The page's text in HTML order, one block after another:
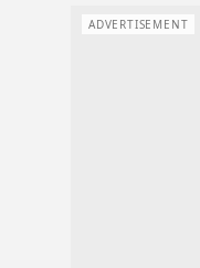
ADVERTISEMENT